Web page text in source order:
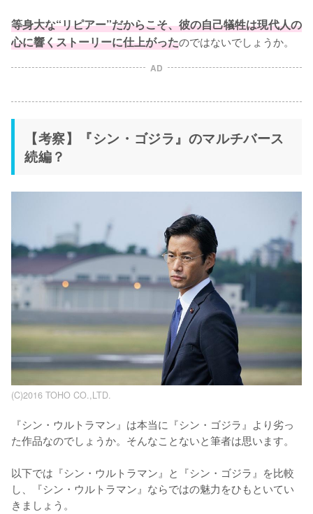
等身大な“リピアー”だからこそ、彼の自己犠牲は現代人の
心に響くストーリーに仕上がったのではないでしょうか。
AD
【考察】『シン・ゴジラ』のマルチバース
続編？
(C)2016 TOHO CO.,LTD.
『シン・ウルトラマン』は本当に『シン・ゴジラ』より劣っ
た作品なのでしょうか。そんなことないと筆者は思います。
以下では『シン・ウルトラマン』と『シン・ゴジラ』を比較
し、『シン・ウルトラマン』ならではの魅力をひもといてい
きましょう。